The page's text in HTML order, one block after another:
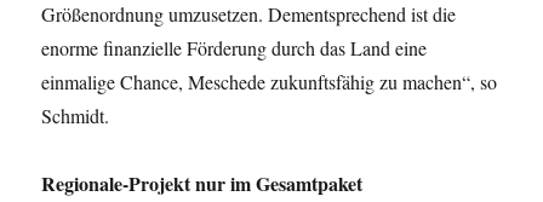
Größenordnung umzusetzen. Dementsprechend ist die
enorme finanzielle Förderung durch das Land eine
einmalige Chance, Meschede zukunftsfähig zu machen“, so
Schmidt.
Regionale-Projekt nur im Gesamtpaket